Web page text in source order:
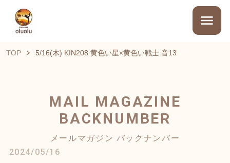
TOP 5/16(木) KIN208 黄色い星×黄色い戦士 音13
MAIL MAGAZINE
BACKNUMBER
メールマガジン バックナンバー
2024/05/16